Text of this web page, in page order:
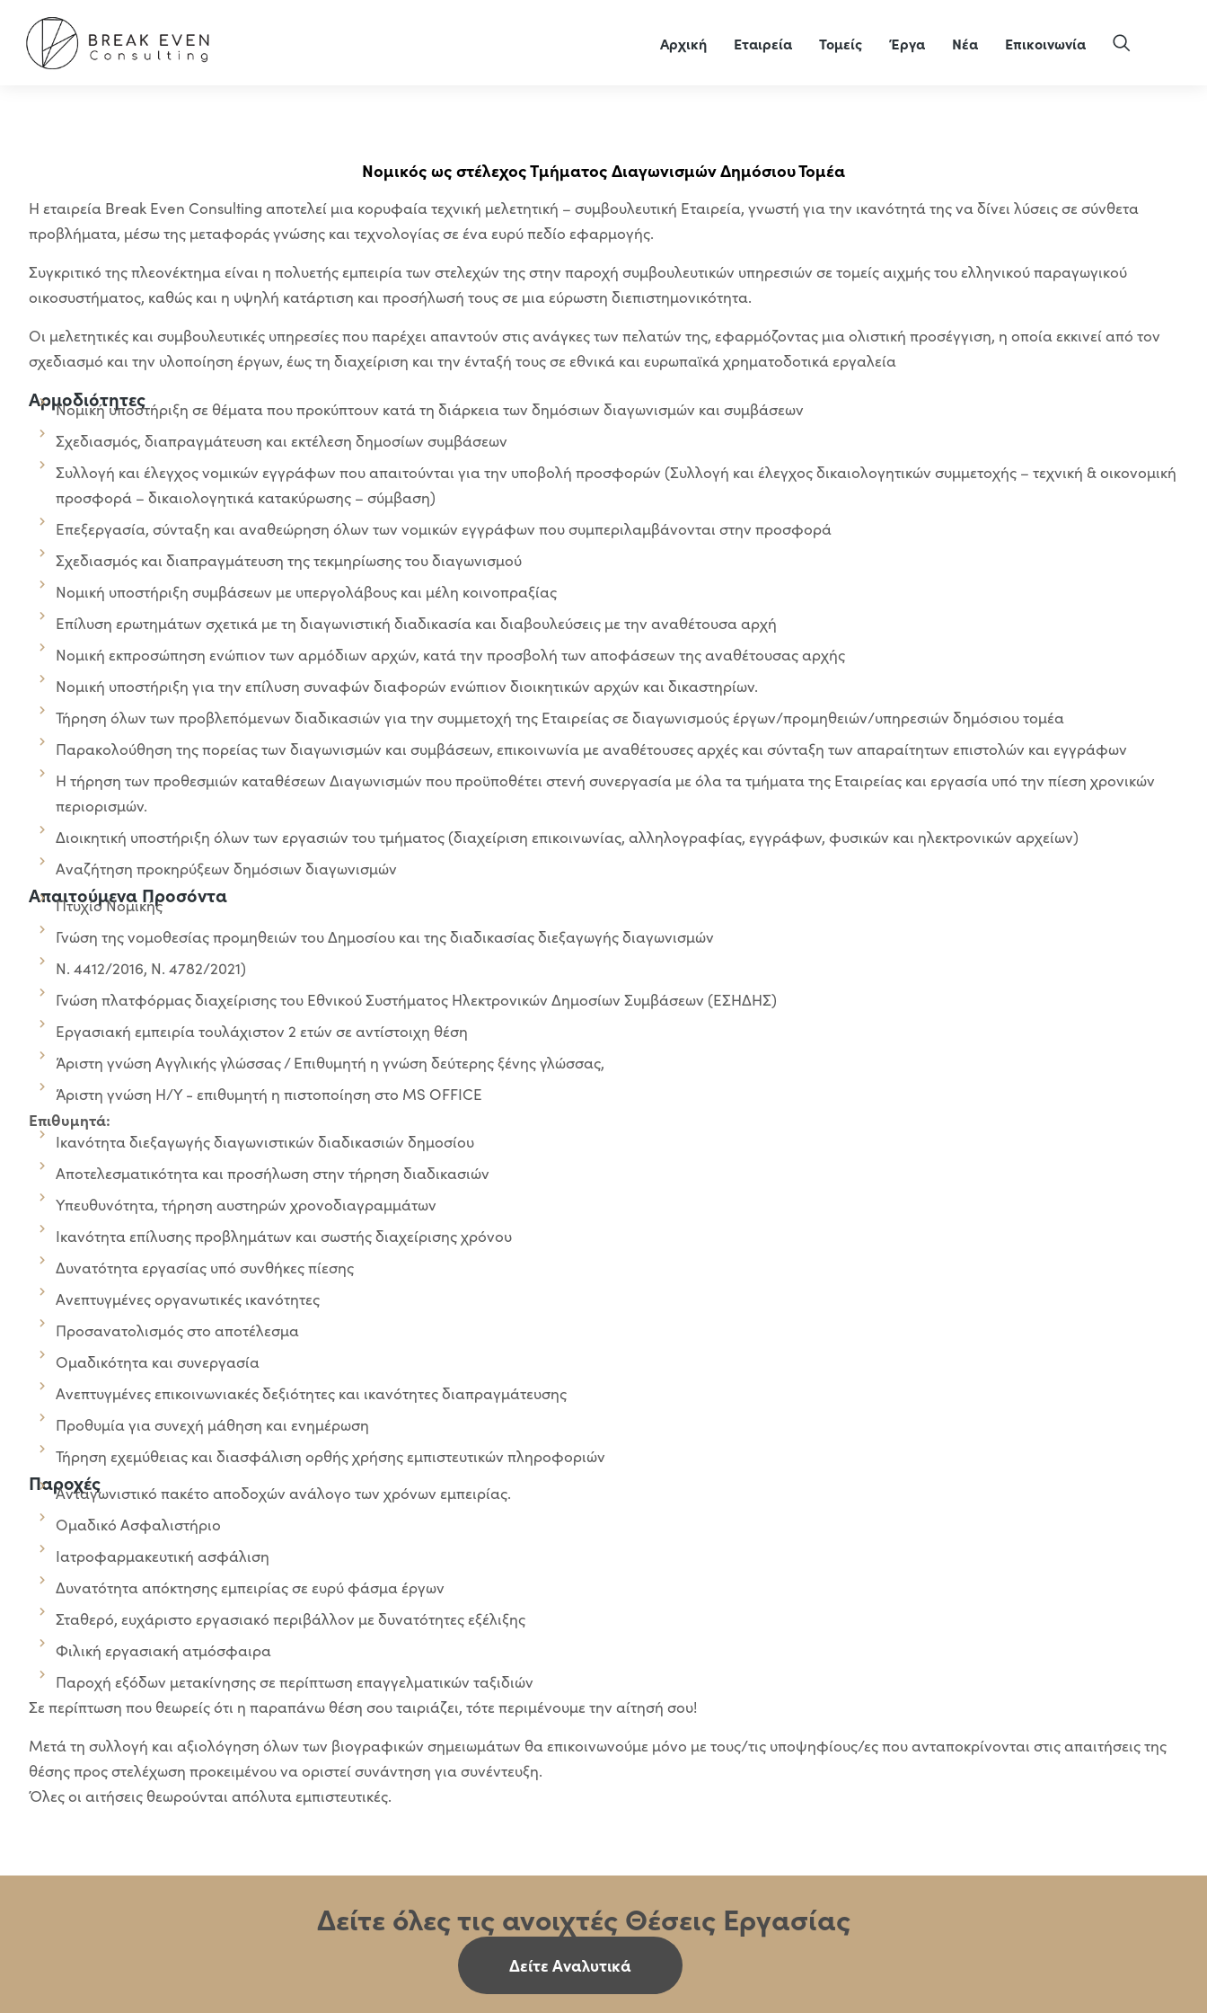
Αρχική Εταιρεία Τομείς Έργα Νέα Επικοινωνία
Νομικός ως στέλεχος Τμήματος Διαγωνισμών Δημόσιου Τομέα
Η εταιρεία Break Even Consulting αποτελεί μια κορυφαία τεχνική μελετητική – συμβουλευτική Εταιρεία, γνωστή για την ικανότητά της να δίνει λύσεις σε σύνθετα
προβλήματα, μέσω της μεταφοράς γνώσης και τεχνολογίας σε ένα ευρύ πεδίο εφαρμογής.
Συγκριτικό της πλεονέκτημα είναι η πολυετής εμπειρία των στελεχών της στην παροχή συμβουλευτικών υπηρεσιών σε τομείς αιχμής του ελληνικού παραγωγικού
οικοσυστήματος, καθώς και η υψηλή κατάρτιση και προσήλωσή τους σε μια εύρωστη διεπιστημονικότητα.
Οι μελετητικές και συμβουλευτικές υπηρεσίες που παρέχει απαντούν στις ανάγκες των πελατών της, εφαρμόζοντας μια ολιστική προσέγγιση, η οποία εκκινεί από τον
σχεδιασμό και την υλοποίηση έργων, έως τη διαχείριση και την ένταξή τους σε εθνικά και ευρωπαϊκά χρηματοδοτικά εργαλεία
Αρμοδιότητες
Νομική υποστήριξη σε θέματα που προκύπτουν κατά τη διάρκεια των δημόσιων διαγωνισμών και συμβάσεων
Σχεδιασμός, διαπραγμάτευση και εκτέλεση δημοσίων συμβάσεων
Συλλογή και έλεγχος νομικών εγγράφων που απαιτούνται για την υποβολή προσφορών (Συλλογή και έλεγχος δικαιολογητικών συμμετοχής – τεχνική & οικονομική
προσφορά – δικαιολογητικά κατακύρωσης – σύμβαση)
Επεξεργασία, σύνταξη και αναθεώρηση όλων των νομικών εγγράφων που συμπεριλαμβάνονται στην προσφορά
Σχεδιασμός και διαπραγμάτευση της τεκμηρίωσης του διαγωνισμού
Νομική υποστήριξη συμβάσεων με υπεργολάβους και μέλη κοινοπραξίας
Επίλυση ερωτημάτων σχετικά με τη διαγωνιστική διαδικασία και διαβουλεύσεις με την αναθέτουσα αρχή
Νομική εκπροσώπηση ενώπιον των αρμόδιων αρχών, κατά την προσβολή των αποφάσεων της αναθέτουσας αρχής
Νομική υποστήριξη για την επίλυση συναφών διαφορών ενώπιον διοικητικών αρχών και δικαστηρίων.
Τήρηση όλων των προβλεπόμενων διαδικασιών για την συμμετοχή της Εταιρείας σε διαγωνισμούς έργων/προμηθειών/υπηρεσιών δημόσιου τομέα
Παρακολούθηση της πορείας των διαγωνισμών και συμβάσεων, επικοινωνία με αναθέτουσες αρχές και σύνταξη των απαραίτητων επιστολών και εγγράφων
Η τήρηση των προθεσμιών καταθέσεων Διαγωνισμών που προϋποθέτει στενή συνεργασία με όλα τα τμήματα της Εταιρείας και εργασία υπό την πίεση χρονικών
περιορισμών.
Διοικητική υποστήριξη όλων των εργασιών του τμήματος (διαχείριση επικοινωνίας, αλληλογραφίας, εγγράφων, φυσικών και ηλεκτρονικών αρχείων)
Αναζήτηση προκηρύξεων δημόσιων διαγωνισμών
Απαιτούμενα Προσόντα
Πτυχίο Νομικής
Γνώση της νομοθεσίας προμηθειών του Δημοσίου και της διαδικασίας διεξαγωγής διαγωνισμών
Ν. 4412/2016, Ν. 4782/2021)
Γνώση πλατφόρμας διαχείρισης του Εθνικού Συστήματος Ηλεκτρονικών Δημοσίων Συμβάσεων (ΕΣΗΔΗΣ)
Εργασιακή εμπειρία τουλάχιστον 2 ετών σε αντίστοιχη θέση
Άριστη γνώση Αγγλικής γλώσσας / Επιθυμητή η γνώση δεύτερης ξένης γλώσσας,
Άριστη γνώση Η/Υ - επιθυμητή η πιστοποίηση στο MS OFFICE
Επιθυμητά:
Ικανότητα διεξαγωγής διαγωνιστικών διαδικασιών δημοσίου
Αποτελεσματικότητα και προσήλωση στην τήρηση διαδικασιών
Υπευθυνότητα, τήρηση αυστηρών χρονοδιαγραμμάτων
Ικανότητα επίλυσης προβλημάτων και σωστής διαχείρισης χρόνου
Δυνατότητα εργασίας υπό συνθήκες πίεσης
Ανεπτυγμένες οργανωτικές ικανότητες
Προσανατολισμός στο αποτέλεσμα
Ομαδικότητα και συνεργασία
Ανεπτυγμένες επικοινωνιακές δεξιότητες και ικανότητες διαπραγμάτευσης
Προθυμία για συνεχή μάθηση και ενημέρωση
Τήρηση εχεμύθειας και διασφάλιση ορθής χρήσης εμπιστευτικών πληροφοριών
Παροχές
Ανταγωνιστικό πακέτο αποδοχών ανάλογο των χρόνων εμπειρίας.
Ομαδικό Ασφαλιστήριο
Ιατροφαρμακευτική ασφάλιση
Δυνατότητα απόκτησης εμπειρίας σε ευρύ φάσμα έργων
Σταθερό, ευχάριστο εργασιακό περιβάλλον με δυνατότητες εξέλιξης
Φιλική εργασιακή ατμόσφαιρα
Παροχή εξόδων μετακίνησης σε περίπτωση επαγγελματικών ταξιδιών
Σε περίπτωση που θεωρείς ότι η παραπάνω θέση σου ταιριάζει, τότε περιμένουμε την αίτησή σου!
Μετά τη συλλογή και αξιολόγηση όλων των βιογραφικών σημειωμάτων θα επικοινωνούμε μόνο με τους/τις υποψηφίους/ες που ανταποκρίνονται στις απαιτήσεις της
θέσης προς στελέχωση προκειμένου να οριστεί συνάντηση για συνέντευξη.
Όλες οι αιτήσεις θεωρούνται απόλυτα εμπιστευτικές.
Δείτε όλες τις ανοιχτές Θέσεις Εργασίας
Δείτε Αναλυτικά